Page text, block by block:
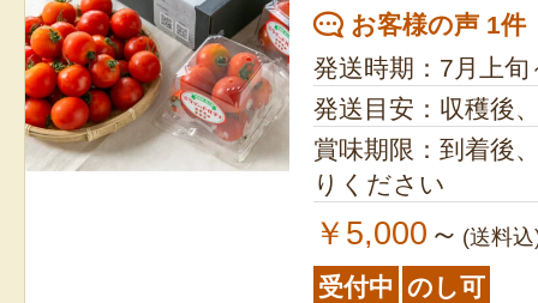
お客様の声 1件
発送時期：7月上旬
発送目安：収穫後
賞味期限：到着後
りください
￥5,000 ～ (送料
受付中 のし可